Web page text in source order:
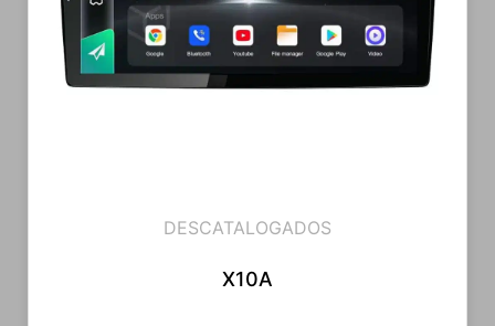
DESCATALOGADOS
X10A